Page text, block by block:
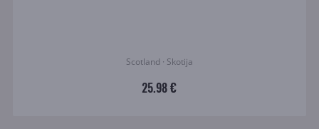
Scotland · Skotija
25.98 €